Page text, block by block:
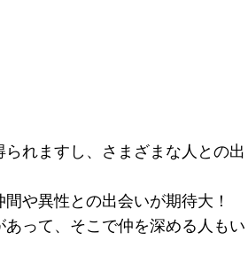
れますし、さまざまな人との出
や異性との出会いが期待大！
って、そこで仲を深める人もい